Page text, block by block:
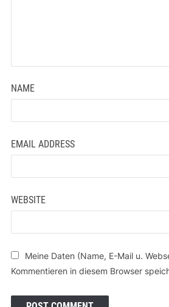
NAME
EMAIL ADDRESS
WEBSITE
Meine Daten (Name, E-Mail u.
Kommentieren in diesem Browser